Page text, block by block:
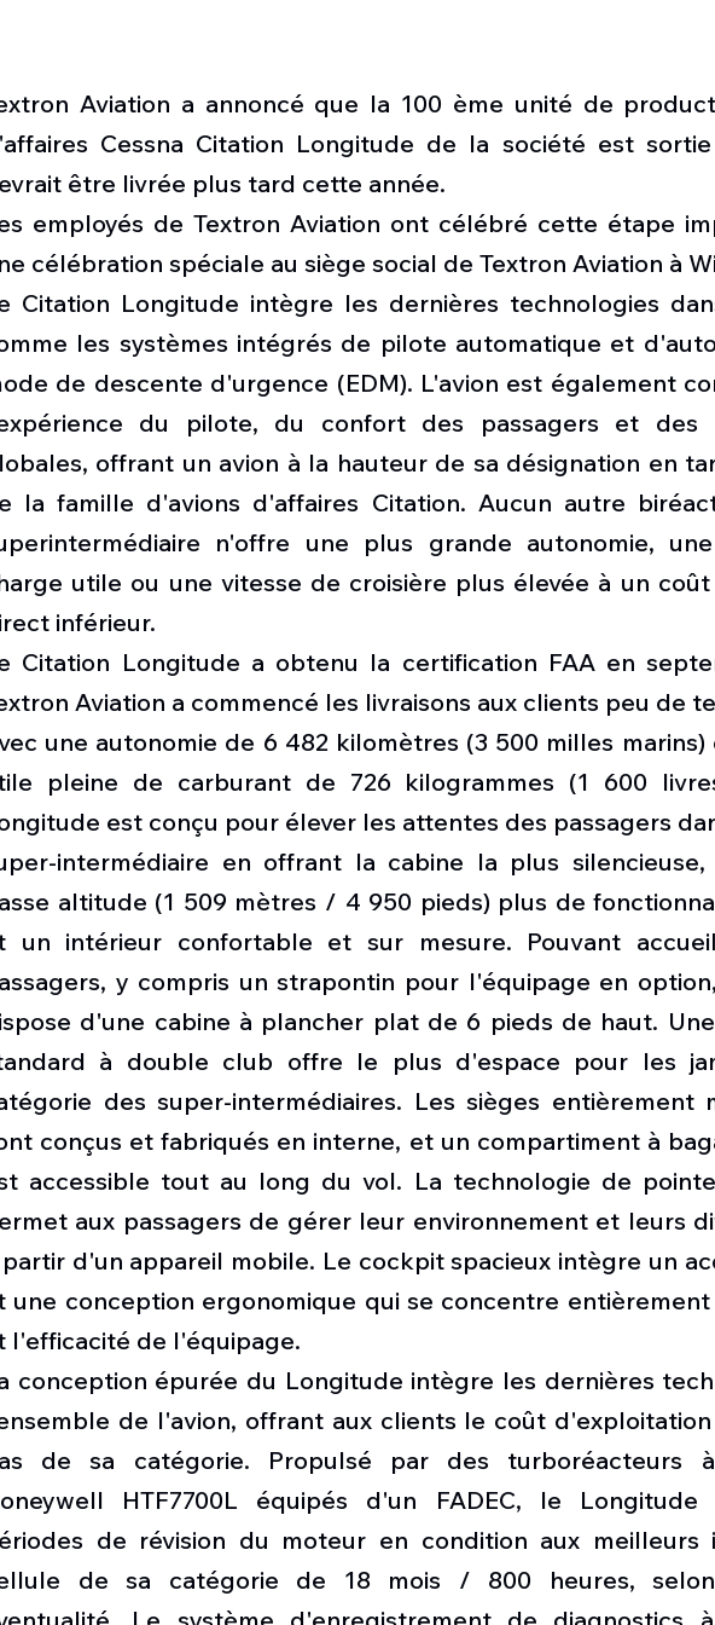
Aviation a annoncé que la 100 ème unité de
Cessna Citation Longitude de la société est
être livrée plus tard cette année.
employés de Textron Aviation ont célébré cette étape
célébration spéciale au siège social de Textron Aviation à
Citation Longitude intègre les dernières technologies
les systèmes intégrés de pilote automatique et
de descente d'urgence (EDM). L'avion est également
du pilote, du confort des passagers et des
offrant un avion à la hauteur de sa désignation en
la famille d'avions d'affaires Citation. Aucun autre
n'offre une plus grande autonomie,
utile ou une vitesse de croisière plus élevée à un
inférieur.
Citation Longitude a obtenu la certification FAA en
Aviation a commencé les livraisons aux clients peu de
une autonomie de 6 482 kilomètres (3 500 milles
pleine de carburant de 726 kilogrammes (1 600
est conçu pour élever les attentes des passagers
intermédiaire en offrant la cabine la plus
altitude (1 509 mètres / 4 950 pieds) plus de
un intérieur confortable et sur mesure. Pouvant
y compris un strapontin pour l'équipage en
d'une cabine à plancher plat de 6 pieds de haut.
à double club offre le plus d'espace pour les
des super-intermédiaires. Les sièges entièrement
conçus et fabriqués en interne, et un compartiment à
accessible tout au long du vol. La technologie de
aux passagers de gérer leur environnement et leurs
d'un appareil mobile. Le cockpit spacieux intègre un
une conception ergonomique qui se concentre
l'efficacité de l'équipage.
conception épurée du Longitude intègre les dernières
de l'avion, offrant aux clients le coût
de sa catégorie. Propulsé par des turboréacteurs
HTF7700L équipés d'un FADEC, le Longitude
de révision du moteur en condition aux meilleurs
de sa catégorie de 18 mois / 800 heures,